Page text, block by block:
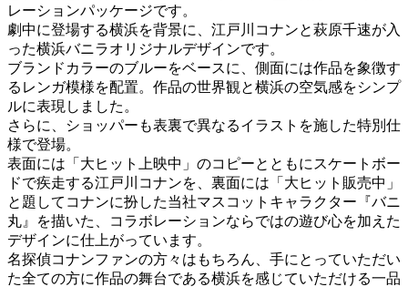
レーションパッケージです。
劇中に登場する横浜を背景に、江戸川コナンと萩原千速が入
った横浜バニラオリジナルデザインです。
ブランドカラーのブルーをベースに、側面には作品を象徴す
るレンガ模様を配置。作品の世界観と横浜の空気感をシンプ
ルに表現しました。
さらに、ショッパーも表裏で異なるイラストを施した特別仕
様で登場。
表面には「大ヒット上映中」のコピーとともにスケートボー
ドで疾走する江戸川コナンを、裏面には「大ヒット販売中」
と題してコナンに扮した当社マスコットキャラクター『バニ
丸』を描いた、コラボレーションならではの遊び心を加えた
デザインに仕上がっています。
名探偵コナンファンの方々はもちろん、手にとっていただい
た全ての方に作品の舞台である横浜を感じていただける一品